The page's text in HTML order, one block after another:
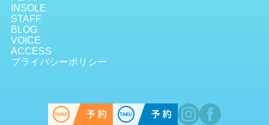
INSOLE
STAFF
BLOG
VOICE
ACCESS
プライバシーポリシー